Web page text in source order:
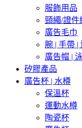
服飾用品
頸繩/證件
廣告毛巾
腕 | 手帶 |
廣告帽 |
矽膠產品
廣告杯 | 水樽
保溫杯
運動水樽
陶瓷杯